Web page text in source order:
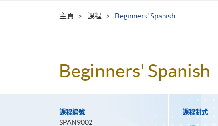
主頁 課程 Beginners' Spanish
Beginners' Spanish
課程編號
SPAN9002
課程制式